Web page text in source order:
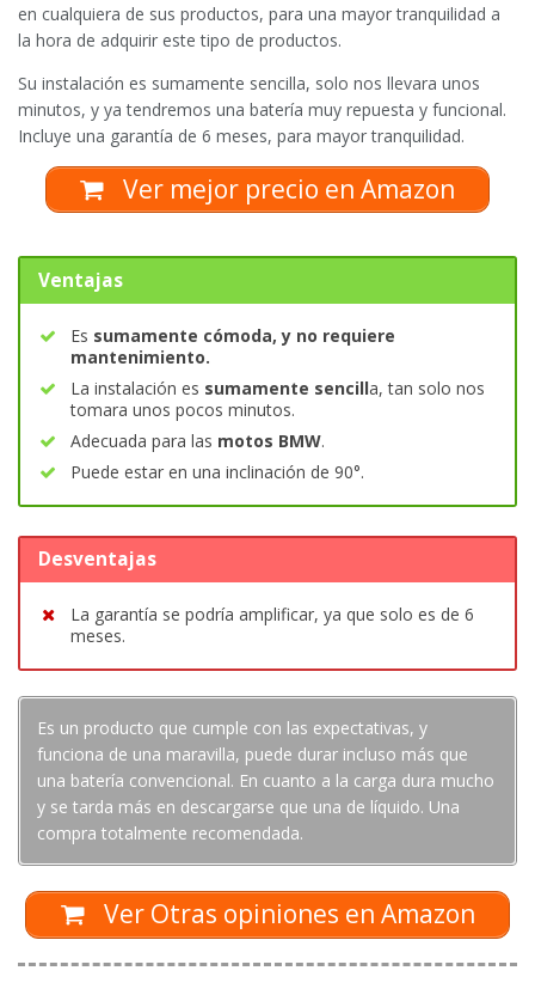
en cualquiera de sus productos, para una mayor tranquilidad a
la hora de adquirir este tipo de productos.
Su instalación es sumamente sencilla, solo nos llevara unos
minutos, y ya tendremos una batería muy repuesta y funcional.
Incluye una garantía de 6 meses, para mayor tranquilidad.
Ver mejor precio en Amazon
Ventajas
Es sumamente cómoda, y no requiere
mantenimiento.
La instalación es sumamente sencilla, tan solo nos
tomara unos pocos minutos.
Adecuada para las motos BMW.
Puede estar en una inclinación de 90°.
Desventajas
La garantía se podría amplificar, ya que solo es de 6
meses.
Es un producto que cumple con las expectativas, y
funciona de una maravilla, puede durar incluso más que
una batería convencional. En cuanto a la carga dura mucho
y se tarda más en descargarse que una de líquido. Una
compra totalmente recomendada.
Ver Otras opiniones en Amazon